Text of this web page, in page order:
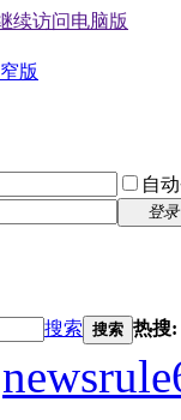
续访问电脑版
版
自
登录
搜索 搜索 热搜: